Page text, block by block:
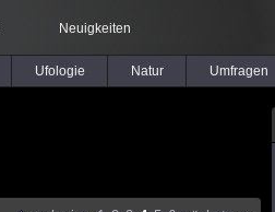
Neuigkeiten
Ufologie Natur Umfragen